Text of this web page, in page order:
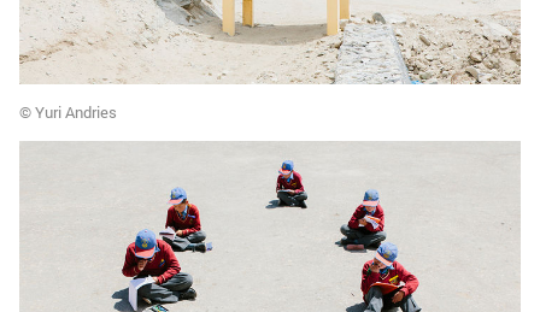
© Yuri Andries